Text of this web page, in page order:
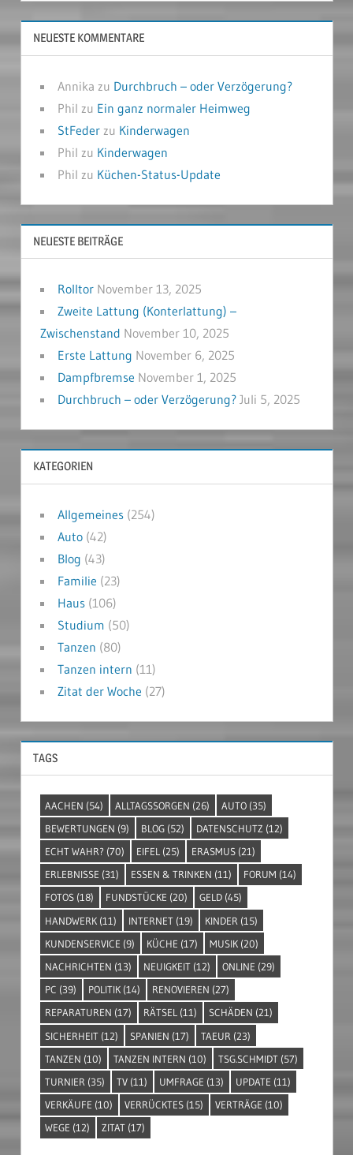
NEUESTE KOMMENTARE
Annika zu Durchbruch – oder Verzögerung?
Phil zu Ein ganz normaler Heimweg
StFederzu Kinderwagen
Phil zu Kinderwagen
Phil zu Küchen-Status-Update
NEUESTE BEITRÄGE
Rolltor November 13, 2025
Zweite Lattung (Konterlattung) –
Zwischenstand November 10, 2025
Erste Lattung November 6, 2025
Dampfbremse November 1, 2025
Durchbruch – oder Verzögerung? Juli 5, 2025
KATEGORIEN
Allgemeines(254)
Auto(42)
Blog (43)
Familie (23)
Haus(106)
Studium (50)
Tanzen (80)
Tanzen intern (11)
Zitat der Woche (27)
TAGS
AACHEN (54) ALLTAGSSORGEN (26) AUTO (35)
BEWERTUNGEN (9) BLOG (52) DATENSCHUTZ (12)
ECHT WAHR? (70) EIFEL (25) ERASMUS (21)
ERLEBNISSE (31) ESSEN & TRINKEN (11) FORUM (14)
FOTOS (18) FUNDSTÜCKE (20) GELD (45)
HANDWERK (11) INTERNET (19) KINDER (15)
KUNDENSERVICE (9) KÜCHE (17) MUSIK (20)
NACHRICHTEN (13) NEUIGKEIT (12) ONLINE (29)
PC (39) POLITIK (14) RENOVIEREN (27)
REPARATUREN (17) RÄTSEL (11) SCHÄDEN (21)
SICHERHEIT (12) SPANIEN (17) TAEUR (23)
TANZEN (10) TANZEN INTERN (10) TSG.SCHMIDT (57)
TURNIER (35) TV (11) UMFRAGE (13) UPDATE (11)
VERKÄUFE (10) VERRÜCKTES (15) VERTRÄGE (10)
WEGE (12) ZITAT (17)